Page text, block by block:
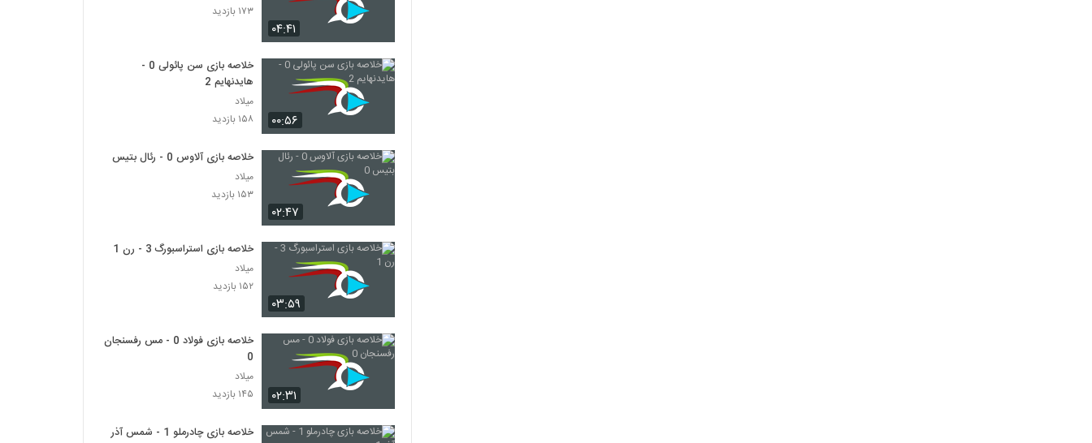
۰۴:۴۱
۱۷۳ بازدید
۰۰:۵۶
خلاصه بازی سن پائولی 0 -
هایدنهایم 2
میلاد
۱۵۸ بازدید
۰۲:۴۷
خلاصه بازی آلاوس 0 - رئال بتیس 0
میلاد
۱۵۳ بازدید
۰۳:۵۹
خلاصه بازی استراسبورگ 3 - رن 1
میلاد
۱۵۲ بازدید
۰۲:۳۱
خلاصه بازی فولاد 0 - مس رفسنجان
0
میلاد
۱۴۵ بازدید
خلاصه بازی چادرملو 1 - شمس آذر 1